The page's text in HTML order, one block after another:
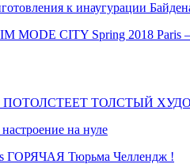
к инаугурации
MODE CITY Spring 2018 Paris
ТОЛСТЫЙ
на нуле
Тюрьма Челлендж !